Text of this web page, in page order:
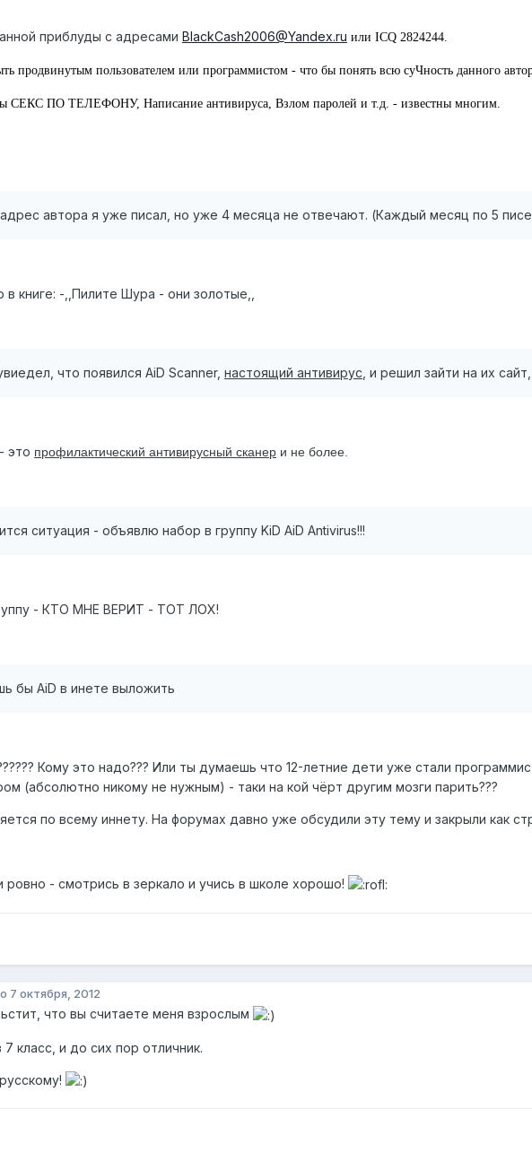
приблуды с адресами BlackCash2006@Yandex.ru или ICQ 2824244.
продвинутым пользователем или программистом - что бы понять всю суЧность данного
СЕКС ПО ТЕЛЕФОНУ, Написание антивируса, Взлом паролей и т.д. - известны многим.
автора я уже писал, но уже 4 месяца не отвечают. (Каждый месяц по 5
в книге: -,,Пилите Шура - они золотые,,
что появился AiD Scanner, настоящий антивирус , и решил зайти на их
это профилактический антивирусный сканер и не более.
ситуация - объявлю набор в группу KiD AiD Antivirus!!!
- КТО МНЕ ВЕРИТ - ТОТ ЛОХ!
бы AiD в инете выложить
Кому это надо??? Или ты думаешь что 12-летние дети уже стали
(абсолютно никому не нужным) - таки на кой чёрт другим мозги парить???
по всему иннету. На форумах давно уже обсудили эту тему и закрыли как
ровно - смотрись в зеркало и учись в школе хорошо!
7 октября, 2012
что вы считаете меня взрослым
класс, и до сих пор отличник.